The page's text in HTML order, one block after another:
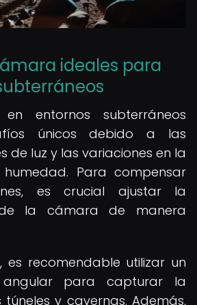
ideales para
entornos subterráneos
únicos debido a las
de luz y las variaciones en la
Para compensar
es crucial ajustar la
la cámara de manera
es recomendable utilizar un
para capturar la
y cavernas. Además,